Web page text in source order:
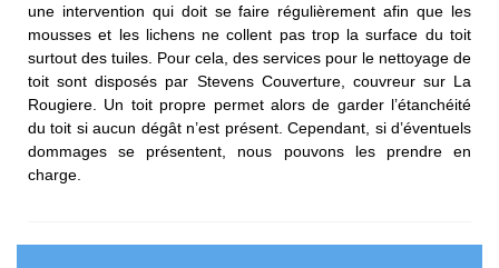
une intervention qui doit se faire régulièrement afin que les
mousses et les lichens ne collent pas trop la surface du toit
surtout des tuiles. Pour cela, des services pour le nettoyage de
toit sont disposés par Stevens Couverture, couvreur sur La
Rougiere. Un toit propre permet alors de garder l’étanchéité
du toit si aucun dégât n’est présent. Cependant, si d’éventuels
dommages se présentent, nous pouvons les prendre en
charge.